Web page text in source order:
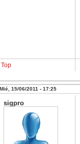
Top
Mié, 15/06/2011 - 17:25
sigpro